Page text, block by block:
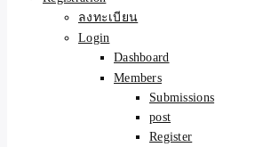
ลงทะเบียน
Login
Dashboard
Members
Submissions
post
Register